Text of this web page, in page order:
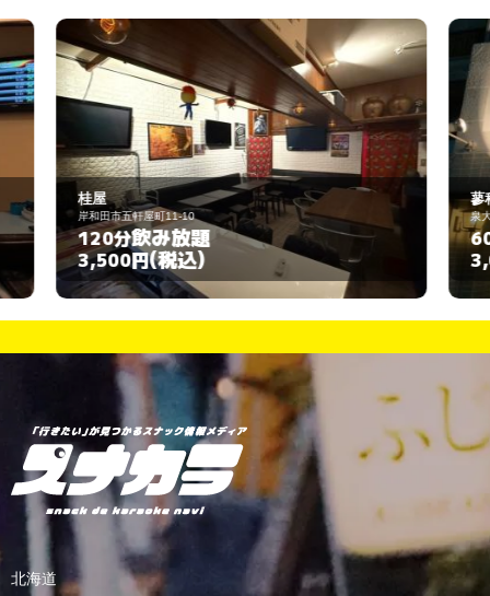
蓼科
泉大津市北豊中町２ー１４ー２４
60分飲み放題
3,000円(税込)
北海道